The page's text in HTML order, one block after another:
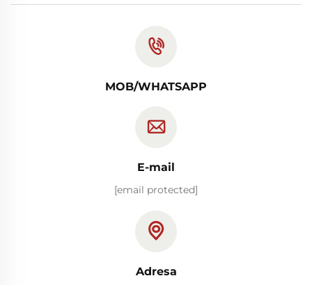
MOB/WHATSAPP
E-mail
[email protected]
Adresa